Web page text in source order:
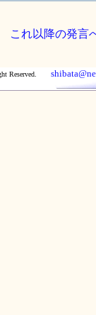
これ以降の発言
Reserved.